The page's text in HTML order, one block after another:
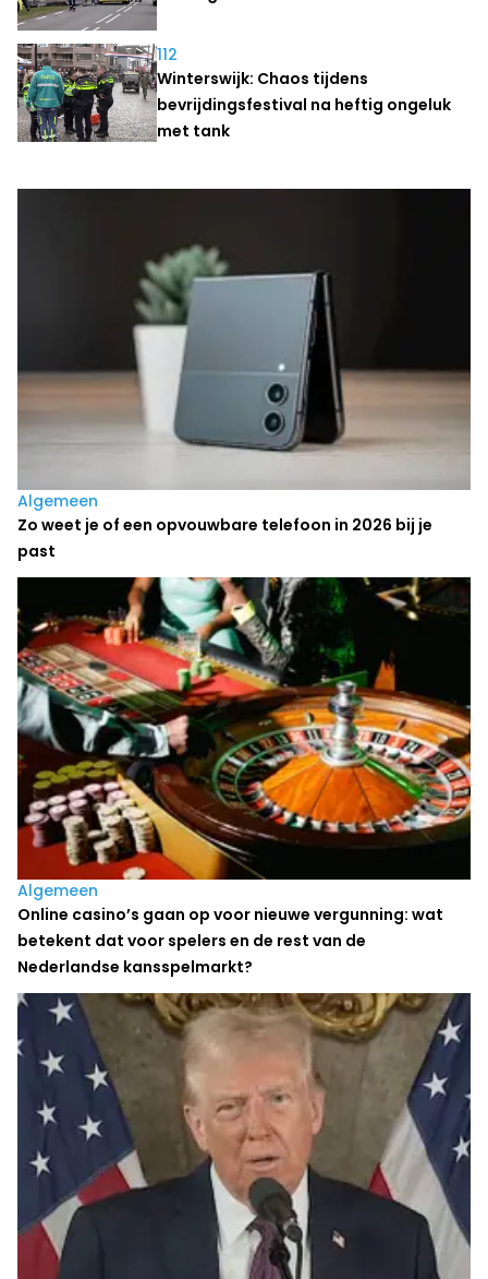
112
Winterswijk: Chaos tijdens
bevrijdingsfestival na heftig ongeluk
met tank
Laatste nieuws
Algemeen
Zo weet je of een opvouwbare telefoon in 2026 bij je
past
Algemeen
Online casino’s gaan op voor nieuwe vergunning: wat
betekent dat voor spelers en de rest van de
Nederlandse kansspelmarkt?